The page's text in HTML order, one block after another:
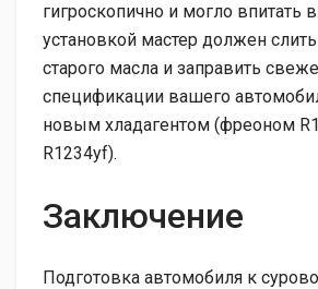
гигроскопично и могло впитать
установкой мастер должен слить
старого масла и заправить
спецификации вашего
новым хладагентом (фреоном
R1234yf).
Заключение
Подготовка автомобиля к